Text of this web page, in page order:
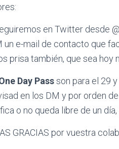
en Twitter desde
un e-mail de contacto que
prisa también, que sea hoy
Day Passson para el 29
en los DM y por orden
o no queda libre de un día,
GRACIAS por vuestra